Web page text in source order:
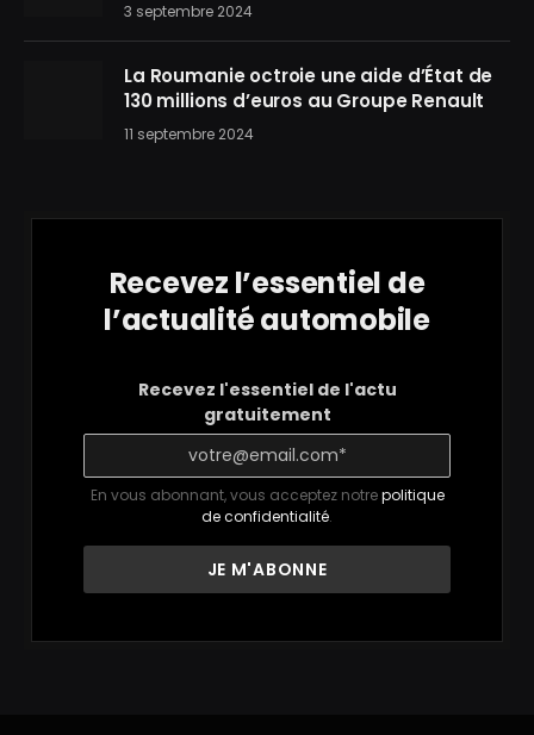
3 septembre 2024
La Roumanie octroie une aide d’État de
130 millions d’euros au Groupe Renault
11 septembre 2024
Recevez l’essentiel de
l’actualité automobile
Recevez l'essentiel de l'actu
gratuitement
En vous abonnant, vous acceptez notrepolitique
de confidentialité.